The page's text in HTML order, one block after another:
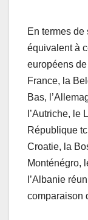
En termes
équivalent à
européens
France, la
Bas,
l’Autriche, le
République
Croatie, la
Monténégro,
l’Albanie
comparaison